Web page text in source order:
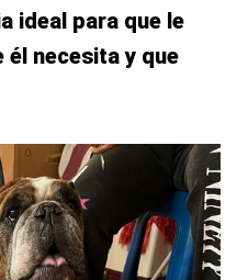
ideal para que le
él necesita y que